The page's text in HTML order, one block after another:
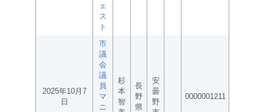
ェ
ス
ト
2025年10月7
日
市
議
会
議
員
マ
ニ
杉
本
智
長
野
県
安
曇
野
0000001211